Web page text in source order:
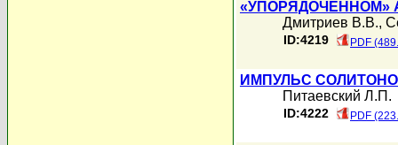
«УПОРЯДОЧЕННОМ»
Дмитриев В.В.,
ID:4219 PDF
ИМПУЛЬС
Питаевский Л.П.
ID:4222 PDF